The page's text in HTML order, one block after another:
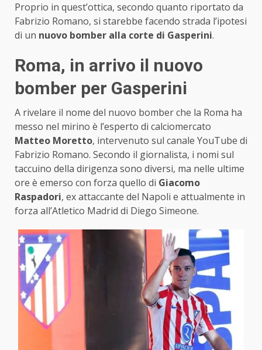
Proprio in quest’ottica, secondo quanto riportato da
Fabrizio Romano, si starebbe facendo strada l’ipotesi
di un nuovo bomber alla corte di Gasperini.
Roma, in arrivo il nuovo
bomber per Gasperini
A rivelare il nome del nuovo bomber che la Roma ha
messo nel mirino è l’esperto di calciomercato
Matteo Moretto, intervenuto sul canale YouTube di
Fabrizio Romano. Secondo il giornalista, i nomi sul
taccuino della dirigenza sono diversi, ma nelle ultime
ore è emerso con forza quello di Giacomo
Raspadori, ex attaccante del Napoli e attualmente in
forza all’Atletico Madrid di Diego Simeone.